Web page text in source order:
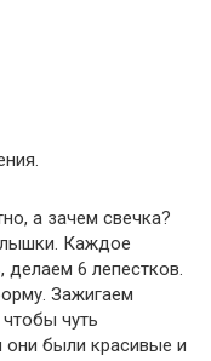
а зачем свечка?
Каждое
6 лепестков.
Зажигаем
чуть
они были красивые и